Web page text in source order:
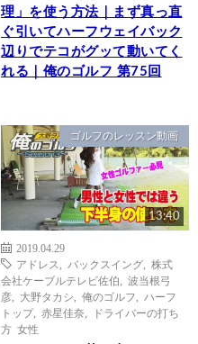
理」を使う方法｜まず真っ直
ぐ引いてハーフウェイバック
辺りでテコがグッて動いてく
れる｜俺のゴルフ 第75回
ゴルフのレッスン動画
13:40
2019.04.29
アドレス
バックスイング
株式
会社ケーブルテレビ佐伯
波当根弓
彦
大野タカシ 俺のゴルフ
ハーフ
トップ, 赤星佳奈
ドライバーの打ち
方 女性